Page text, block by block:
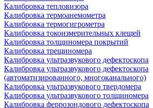
Калибровка тепловизора
Калибровка термоанемометра
Калибровка термогигрометра
Калибровка токоизмерительных клещей
Калибровка толщиномера покрытий
Калибровка трещиномера
Калибровка ультразвукового дефектоскопа
Калибровка ультразвукового дефектоскопа
(автоматизированного, многоканального)
Калибровка ультразвукового твердомера
Калибровка ультразвукового толщиномера
Калибровка феррозондового дефектоскопа